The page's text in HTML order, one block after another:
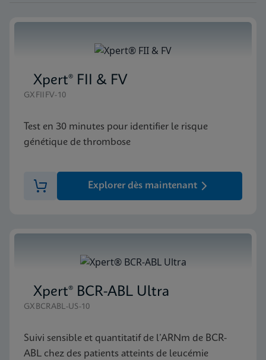
Xpert® FII & FV
GXFIIFV-10
Test en 30 minutes pour identifier le risque
génétique de thrombose
Explorer dès maintenant
Xpert® BCR-ABL Ultra
GXBCRABL-US-10
Suivi sensible et quantitatif de l’ARNm de BCR-
ABL chez des patients atteints de leucémie